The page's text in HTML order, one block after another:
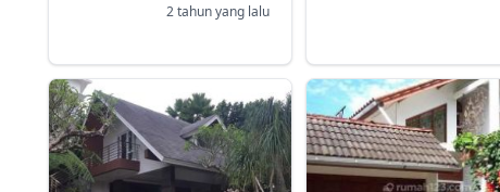
2 tahun yang lalu